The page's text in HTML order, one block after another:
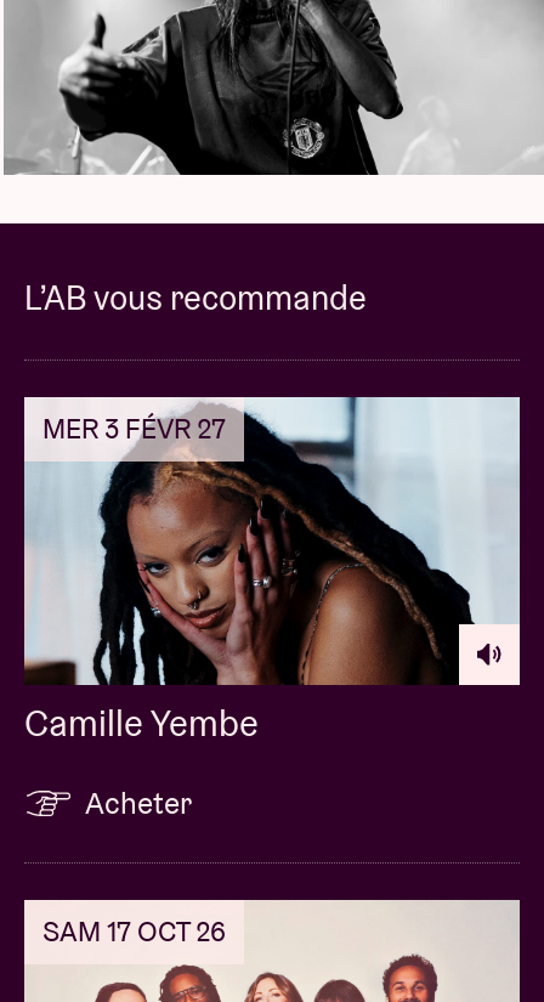
les salles de concerts en matière de promotion
d’artistes émergents.
Liveurope is co-funded by the Creative Europe
programme of the European Union and supported
L’AB vous recommande
MER 3 FÉVR 27
Camille Yembe
Acheter
SAM 17 OCT 26